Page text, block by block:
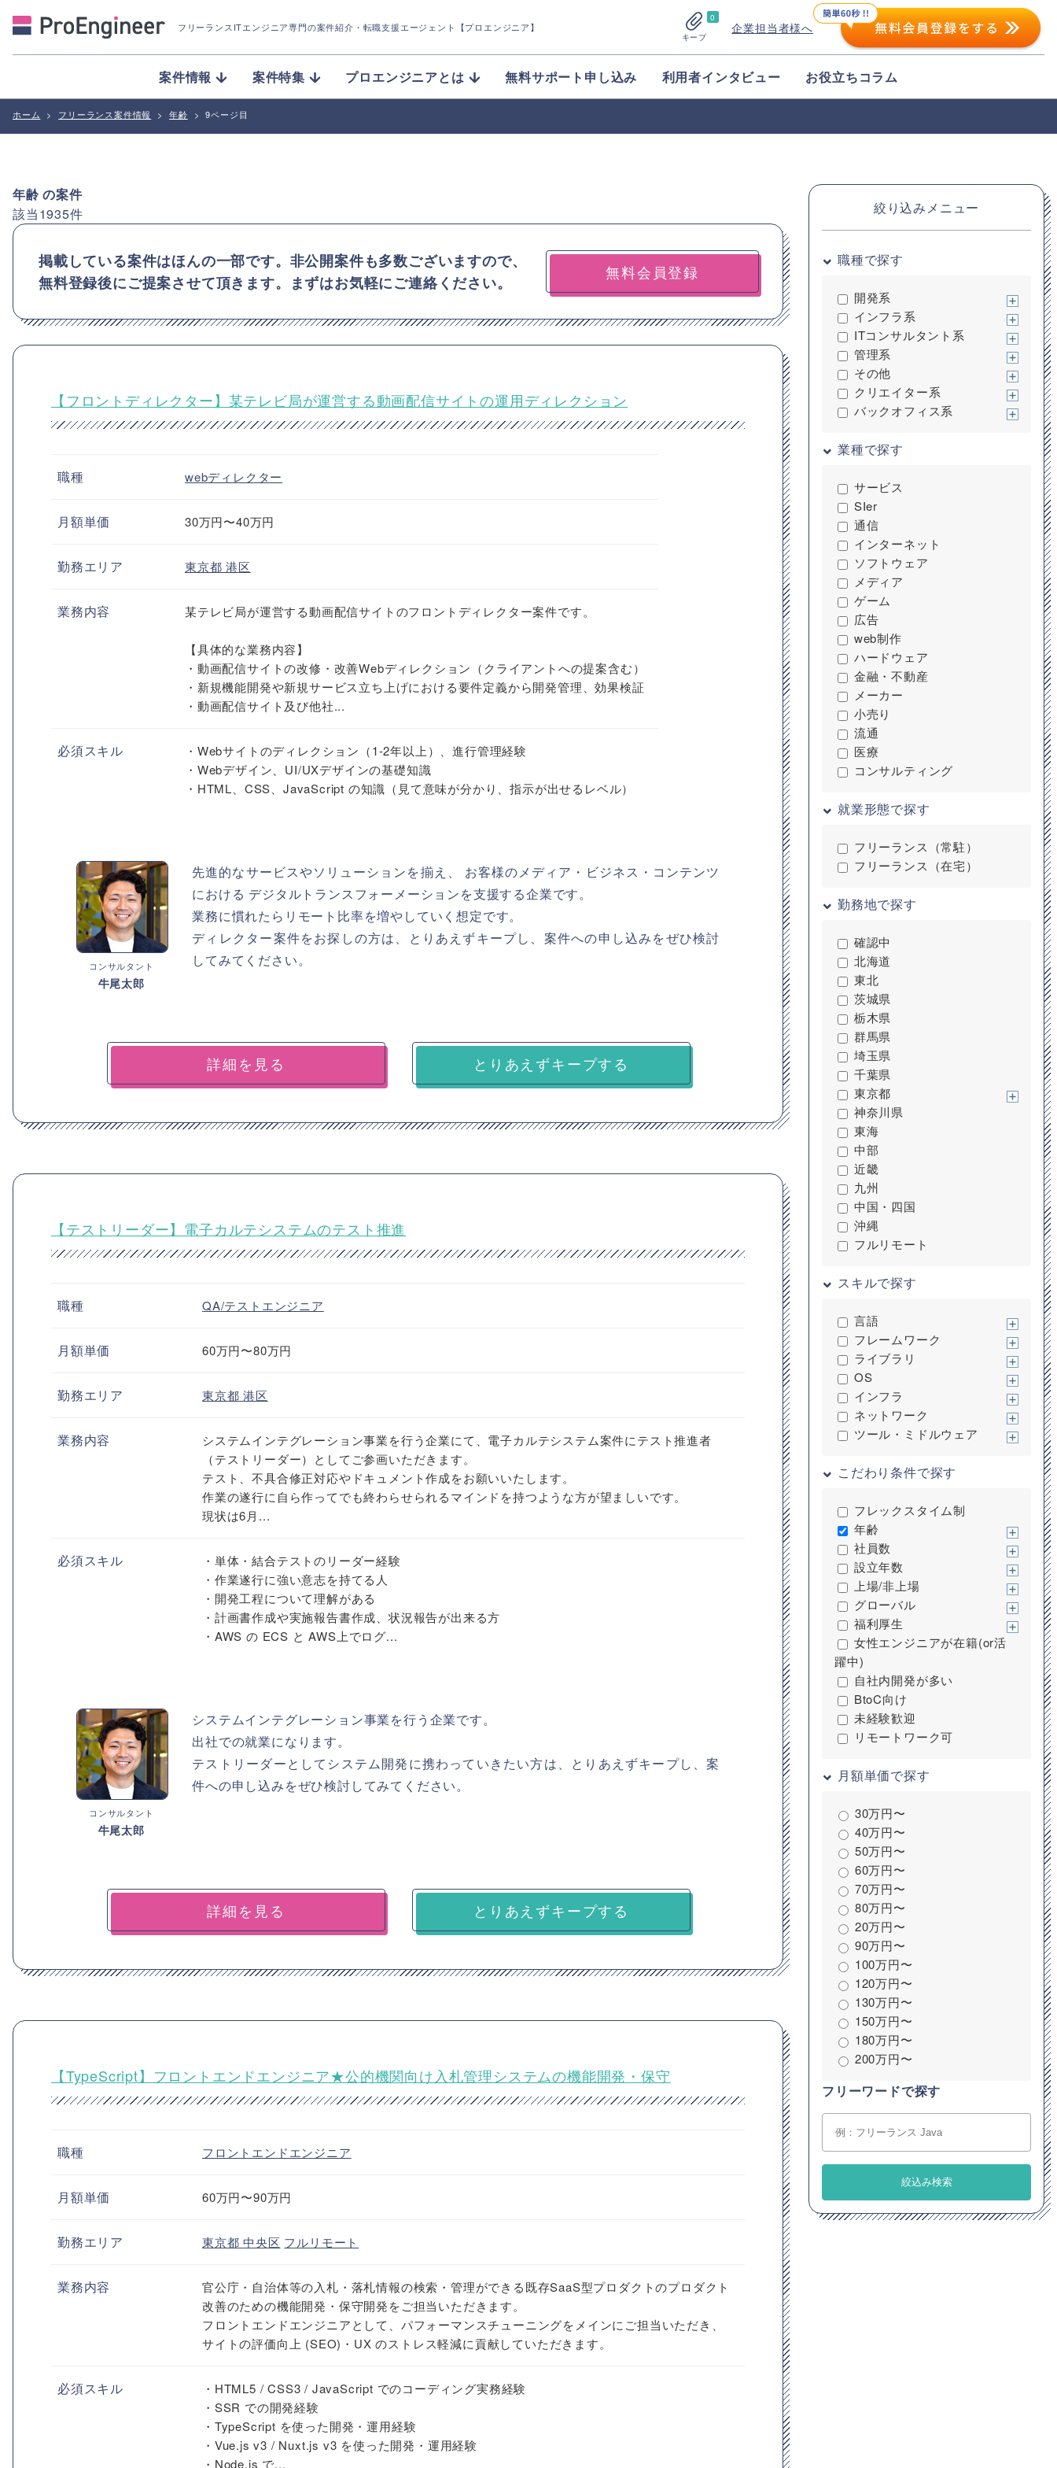
フリーランスITエンジニア専門の案件紹介 ・転職支援エージェント【プロエンジニア】
0
キープ
企業担当者様へ
案件情報 案件特集 プロエンジニアとは 無料サポート申し込み 利用者インタビュー お役立ちコラム
ホーム > フリーランス案件情報 > 年齢 > 9ページ目
年齢の案件
該当1935件
掲載している案件はほんの一部です。非公開案件も多数ございますので、
無料登録後にご提案させて頂きます。まずはお気軽にご連絡ください。
無料会員登録
【フロントディレクター】某テレビ局が運営する動画配信サイトの運用ディレクション
職種 webディレクター
月額単価 30万円〜40万円
勤務エリア 東京都港区
業務内容 某テレビ局が運営する動画配信サイトのフロントディレクター案件です。
【具体的な業務内容】
・動画配信サイトの改修・改善Webディレクション（クライアントへの提案含む）
・新規機能開発や新規サービス立ち上げにおける要件定義から開発管理、効果検証
・動画配信サイト及び他社...
必須スキル
・Webサイトのディレクション（1-2年以上）、進行管理経験
・Webデザイン、UI/UXデザインの基礎知識
・HTML、CSS、JavaScript の知識（見て意味が分かり、指示が出せるレベル）
コンサルタント
牛尾太郎
先進的なサービスやソリューションを揃え、 お客様のメディア・ビジネス・コンテンツ
における デジタルトランスフォーメーションを支援する企業です。
業務に慣れたらリモート比率を増やしていく想定です。
ディレクター案件をお探しの方は、とりあえずキープし、案件への申し込みをぜひ検討
してみてください。
詳細を見る とりあえずキープする
【テストリーダー】電子カルテシステムのテスト推進
職種 QA/テストエンジニア
月額単価 60万円〜80万円
勤務エリア 東京都港区
業務内容
システムインテグレーション事業を行う企業にて、電子カルテシステム案件にテスト推進者
（テストリーダー）としてご参画いただきます。
テスト、不具合修正対応やドキュメント作成をお願いいたします。
作業の遂行に自ら作ってでも終わらせられるマインドを持つような方が望ましいです。
現状は6月...
必須スキル
・単体・結合テストのリーダー経験
・作業遂行に強い意志を持てる人
・開発工程について理解がある
・計画書作成や実施報告書作成、状況報告が出来る方
・AWS の ECS と AWS上でログ...
コンサルタント
牛尾太郎
システムインテグレーション事業を行う企業です。
出社での就業になります。
テストリーダーとしてシステム開発に携わっていきたい方は、とりあえずキープし、案
件への申し込みをぜひ検討してみてください。
詳細を見る とりあえずキープする
【TypeScript】フロントエンドエンジニア★公的機関向け入札管理システムの機能開発・保守
職種 フロントエンドエンジニア
月額単価 60万円〜90万円
勤務エリア 東京都中央区 フルリモート
業務内容
官公庁・自治体等の入札・落札情報の検索・管理ができる既存SaaS型プロダクトのプロダクト
改善のための機能開発・保守開発をご担当いただきます。
フロントエンドエンジニアとして、パフォーマンスチューニングをメインにご担当いただき、
サイトの評価向上 (SEO)・UX のストレス軽減に貢献していただきます。
必須スキル
・HTML5 / CSS3 / JavaScript でのコーディング実務経験
・SSR での開発経験
・TypeScript を使った開発・運用経験
・Vue.js v3 / Nuxt.js v3 を使った開発・運用経験
・Node.js で...
絞り込みメニュー
職種で探す
開発系
インフラ系
ITコンサルタント系
管理系
その他
クリエイター系
バックオフィス系
業種で探す
サービス
SIer
通信
インターネット
ソフトウェア
メディア
ゲーム
広告
web制作
ハードウェア
金融・不動産
メーカー
小売り
流通
医療
コンサルティング
就業形態で探す
フリーランス（常駐）
フリーランス（在宅）
勤務地で探す
確認中
北海道
東北
茨城県
栃木県
群馬県
埼玉県
千葉県
東京都
神奈川県
東海
中部
近畿
九州
中国・四国
沖縄
フルリモート
スキルで探す
言語
フレームワーク
ライブラリ
OS
インフラ
ネットワーク
ツール・ミドルウェア
こだわり条件で探す
フレックスタイム制
年齢
社員数
設立年数
上場/非上場
グローバル
福利厚生
女性エンジニアが在籍(or活
躍中)
自社内開発が多い
BtoC向け
未経験歓迎
リモートワーク可
月額単価で探す
30万円〜
40万円〜
50万円〜
60万円〜
70万円〜
80万円〜
20万円〜
90万円〜
100万円〜
120万円〜
130万円〜
150万円〜
180万円〜
200万円〜
フリーワードで探す